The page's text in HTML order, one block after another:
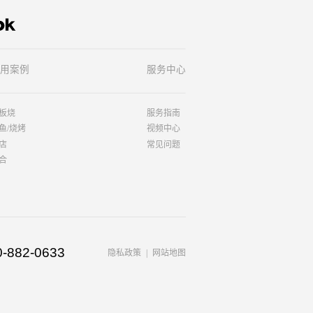
案例
烧
/烧烤
服务中心
服务指南
视频中心
常见问题
882-0633 隐私政策 网站地图